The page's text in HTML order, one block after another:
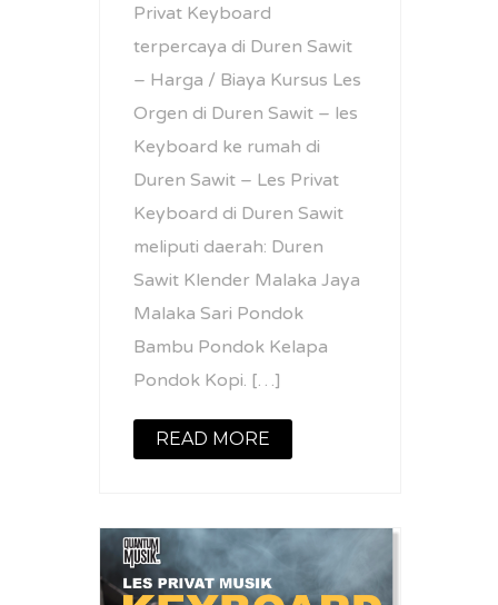
Privat Keyboard
terpercaya di Duren Sawit
– Harga / Biaya Kursus Les
Orgen di Duren Sawit – les
Keyboard ke rumah di
Duren Sawit – Les Privat
Keyboard di Duren Sawit
meliputi daerah: Duren
Sawit Klender Malaka Jaya
Malaka Sari Pondok
Bambu Pondok Kelapa
Pondok Kopi. […]
READ MORE